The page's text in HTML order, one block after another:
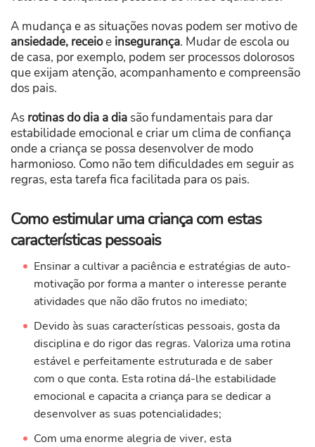
A mudança e as situações novas podem ser motivo de
ansiedade, receioe insegurança. Mudar de escola ou
de casa, por exemplo, podem ser processos dolorosos
que exijam atenção, acompanhamento e compreensão
dos pais.
As rotinas do dia a dia são fundamentais para dar
estabilidade emocional e criar um clima de confiança
onde a criança se possa desenvolver de modo
harmonioso. Como não tem dificuldades em seguir as
regras, esta tarefa fica facilitada para os pais.
Como estimular uma criança com estas
características pessoais
Ensinar a cultivar a paciência e estratégias de auto-
motivação por forma a manter o interesse perante
atividades que não dão frutos no imediato;
Devido às suas características pessoais, gosta da
disciplina e do rigor das regras. Valoriza uma rotina
estável e perfeitamente estruturada e de saber
com o que conta. Esta rotina dá-lhe estabilidade
emocional e capacita a criança para se dedicar a
desenvolver as suas potencialidades;
Com uma enorme alegria de viver, esta